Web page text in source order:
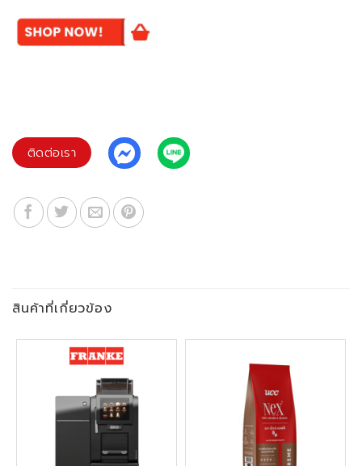
ติดต่อเรา
สินค้าที่เกี่ยวข้อง